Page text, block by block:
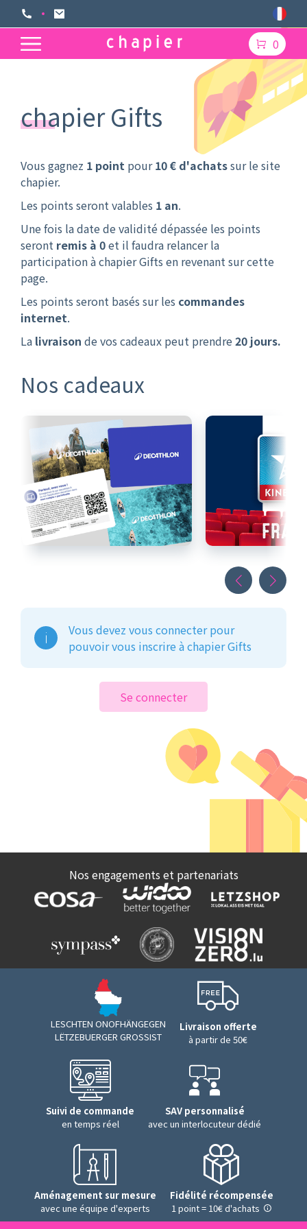
0
chapier Gifts
Vous gagnez 1 point pour10 € d'achatssur le site
chapier.
Les points seront valables 1 an.
Une fois la date de validité dépassée les points
seront remis à 0et il faudra relancer la
participation à chapier Gifts en revenant sur cette
page.
Les points seront basés sur les commandes
internet.
La livraison de vos cadeaux peut prendre20 jours.
Nos cadeaux
Vous devez vous connecter pour
pouvoir vous inscrire à chapier Gifts
Se connecter
Nos engagements et partenariats
LESCHTEN ONOFHÄNGEGEN
LËTZEBUERGER GROSSIST
Livraison offerte
à partir de 50€
Suivi de commande
en temps réel
SAV personnalisé
avec un interlocuteur dédié
Aménagement sur mesure
avec une équipe d'experts
Fidélité récompensée
1 point = 10€ d'achats